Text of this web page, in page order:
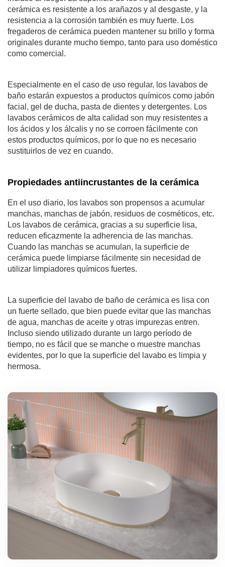
cerámica es resistente a los arañazos y al desgaste, y la
resistencia a la corrosión también es muy fuerte. Los
fregaderos de cerámica pueden mantener su brillo y forma
originales durante mucho tiempo, tanto para uso doméstico
como comercial.
Especialmente en el caso de uso regular, los lavabos de
baño estarán expuestos a productos químicos como jabón
facial, gel de ducha, pasta de dientes y detergentes. Los
lavabos cerámicos de alta calidad son muy resistentes a
los ácidos y los álcalis y no se corroen fácilmente con
estos productos químicos, por lo que no es necesario
sustituirlos de vez en cuando.
Propiedades antiincrustantes de la cerámica
En el uso diario, los lavabos son propensos a acumular
manchas, manchas de jabón, residuos de cosméticos, etc.
Los lavabos de cerámica, gracias a su superficie lisa,
reducen eficazmente la adherencia de las manchas.
Cuando las manchas se acumulan, la superficie de
cerámica puede limpiarse fácilmente sin necesidad de
utilizar limpiadores químicos fuertes.
La superficie del lavabo de baño de cerámica es lisa con
un fuerte sellado, que bien puede evitar que las manchas
de agua, manchas de aceite y otras impurezas entren.
Incluso siendo utilizado durante un largo período de
tiempo, no es fácil que se manche o muestre manchas
evidentes, por lo que la superficie del lavabo es limpia y
hermosa.